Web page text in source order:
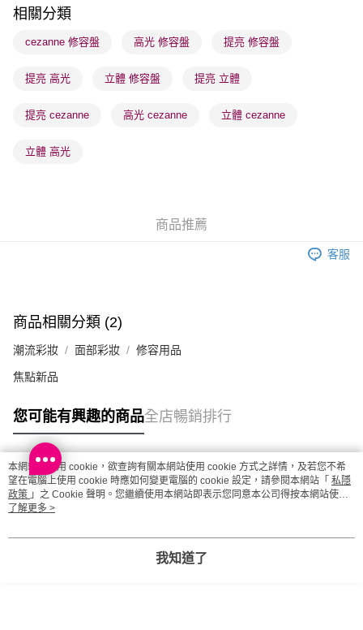
每筆HK$65.00，滿HK$300.00或以上免運費
確認發貨後1-3 工作天送達，訂單將隨機分配至SF順豐速運或京東
每筆HK$65.00，滿HK$300.00或以上免運費
(香港門市) 只顯示可選門市。確認發貨後2-5個工作天到店，3天內
(澳門門市) 只顯示可選門市。確認發貨後2-5個工作天到店，3天內
相關分類
cezanne 修容盤 高光 修容盤 提亮 修容盤
提亮 高光 立體 修容盤 提亮 立體
提亮 cezanne 高光 cezanne 立體 cezanne
立體 高光
商品推薦
客服
商品相關分類 (2)
潮流彩妝 面部彩妝 修容用品
焦點新品
您可能有興趣的商品全店暢銷排行
熱門標籤
熱銷排行
本網站中使用 cookie，欲查詢有關本網站使用 cookie 方式之詳情，及若您不希
望在電腦上使用 cookie 時應如何變更電腦的 cookie 設定，請參閱本網站「 私隱
政策 」之 Cookie 聲明。您繼續使用本網站即表示您同意本公司得按本網站使用
條款之 Cookie 聲明使用 cookie。
了解更多 >
我知道了